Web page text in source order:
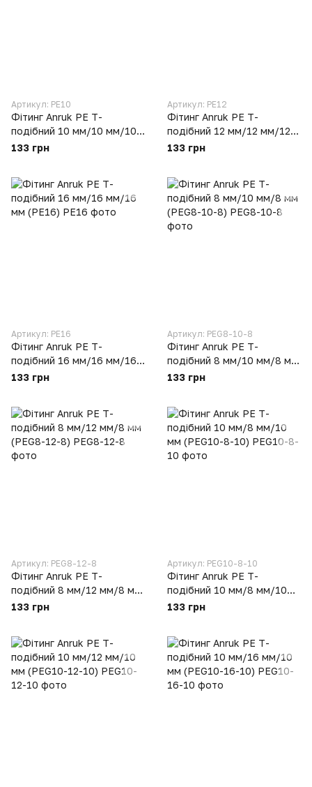
Артикул: PE10
Фітинг Anruk PE Т-
подібний 10 мм/10 мм/10
мм (PE10)
133 грн
Артикул: PE12
Фітинг Anruk PE Т-
подібний 12 мм/12 мм/12
мм (PE12)
133 грн
Артикул: PE16
Фітинг Anruk PE Т-
подібний 16 мм/16 мм/16
мм (PE16)
133 грн
Артикул: PEG8-10-8
Фітинг Anruk PE Т-
подібний 8 мм/10 мм/8 мм
(PEG8-10-8)
133 грн
Артикул: PEG8-12-8
Фітинг Anruk PE Т-
подібний 8 мм/12 мм/8 мм
(PEG8-12-8)
133 грн
Артикул: PEG10-8-10
Фітинг Anruk PE Т-
подібний 10 мм/8 мм/10
мм (PEG10-8-10)
133 грн